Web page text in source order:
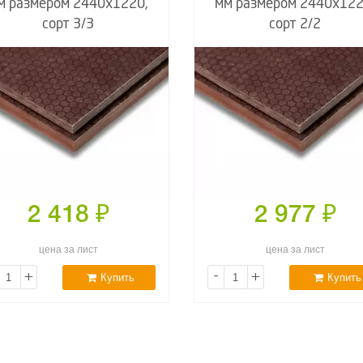
размером 2440х1220,
сорт 3/3
2 418 ₽
цена за лист
+ Купить
мм размером
сорт 2/2
2 977 ₽
цена за лист
- + Купить